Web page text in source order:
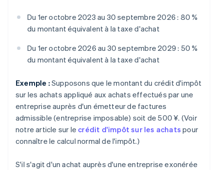
Du 1er octobre 2023 au 30 septembre 2026 : 80 %
du montant équivalent à la taxe d'achat
Du 1er octobre 2026 au 30 septembre 2029 : 50 %
du montant équivalent à la taxe d'achat
Exemple : Supposons que le montant du crédit d'impôt
sur les achats appliqué aux achats effectués par une
entreprise auprès d'un émetteur de factures
admissible (entreprise imposable) soit de 500 ¥. (Voir
notre article sur le crédit d'impôt sur les achats pour
connaître le calcul normal de l'impôt.)
S'il s'agit d'un achat auprès d'une entreprise exonérée